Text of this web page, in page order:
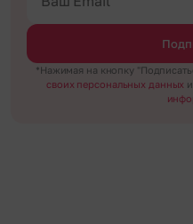
*Нажимая на кнопку
своих персональных данных